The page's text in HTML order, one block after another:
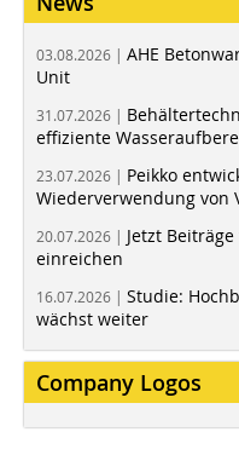
03.08.2026 | AHE
Unit
31.07.2026 |
effiziente
23.07.2026 | Peikko
Wiederverwendung von
20.07.2026 | Jetzt
einreichen
16.07.2026 | Studie:
wächst weiter
Company Logos